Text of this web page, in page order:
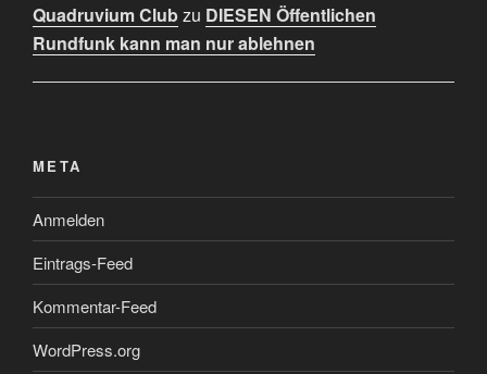
Quadruvium Clubzu DIESEN Öffentlichen
Rundfunk kann man nur ablehnen
META
Anmelden
Eintrags-Feed
Kommentar-Feed
WordPress.org